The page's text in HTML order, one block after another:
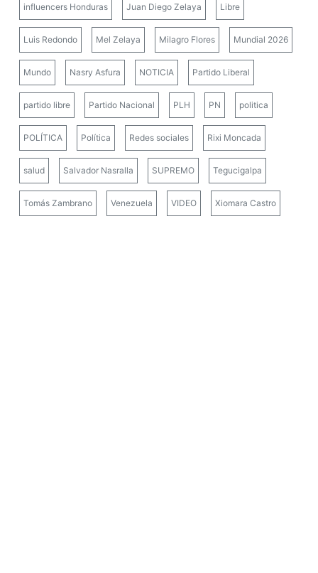
influencers Honduras Juan Diego Zelaya Libre
Luis Redondo Mel Zelaya Milagro Flores Mundial 2026
Mundo Nasry Asfura NOTICIA Partido Liberal
partido libre Partido Nacional PLH PN politica
POLÍTICA Política Redes sociales Rixi Moncada
salud Salvador Nasralla SUPREMO Tegucigalpa
Tomás Zambrano Venezuela VIDEO Xiomara Castro